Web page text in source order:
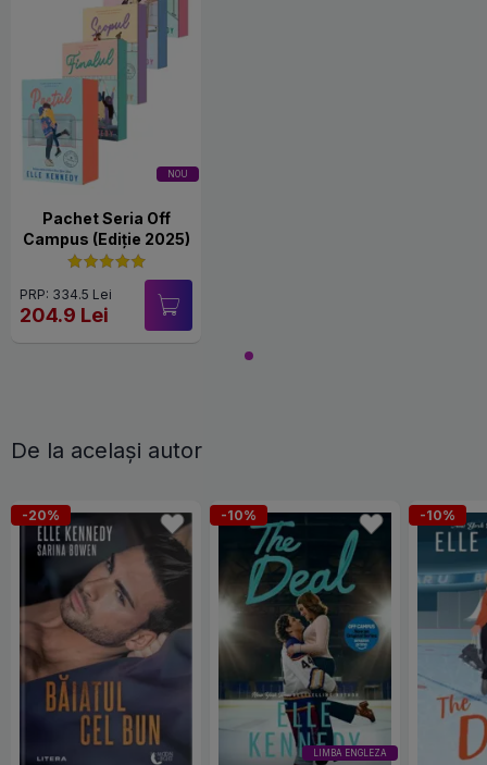
NOU
Pachet Seria Off
Campus (Ediție 2025)
PRP: 334.5 Lei
204.9 Lei
De la același autor
-20%
LIMBA ENGLEZA
-10% -10%